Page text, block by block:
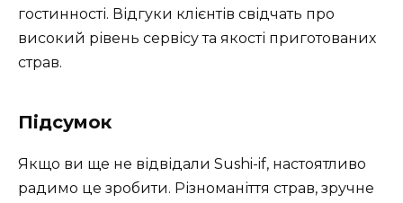
гостинності. Відгуки клієнтів свідчать про
високий рівень сервісу та якості приготованих
страв.
Підсумок
Якщо ви ще не відвідали Sushi-if, настоятливо
радимо це зробити. Різноманіття страв, зручне